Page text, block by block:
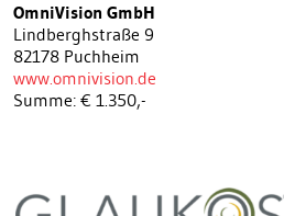
OmniVision GmbH
Lindberghstraße 9
82178 Puchheim
www.omnivision.de
Summe: € 1.350,-